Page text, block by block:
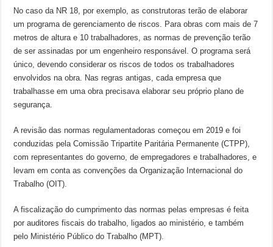
No caso da NR 18, por exemplo, as construtoras terão de elaborar
um programa de gerenciamento de riscos. Para obras com mais de 7
metros de altura e 10 trabalhadores, as normas de prevenção terão
de ser assinadas por um engenheiro responsável. O programa será
único, devendo considerar os riscos de todos os trabalhadores
envolvidos na obra. Nas regras antigas, cada empresa que
trabalhasse em uma obra precisava elaborar seu próprio plano de
segurança.
A revisão das normas regulamentadoras começou em 2019 e foi
conduzidas pela Comissão Tripartite Paritária Permanente (CTPP),
com representantes do governo, de empregadores e trabalhadores, e
levam em conta as convenções da Organização Internacional do
Trabalho (OIT).
A fiscalização do cumprimento das normas pelas empresas é feita
por auditores fiscais do trabalho, ligados ao ministério, e também
pelo Ministério Público do Trabalho (MPT).